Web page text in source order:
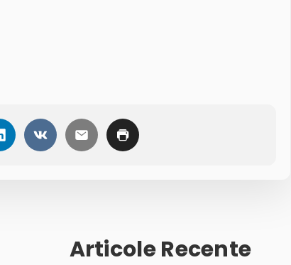
Articole Recente